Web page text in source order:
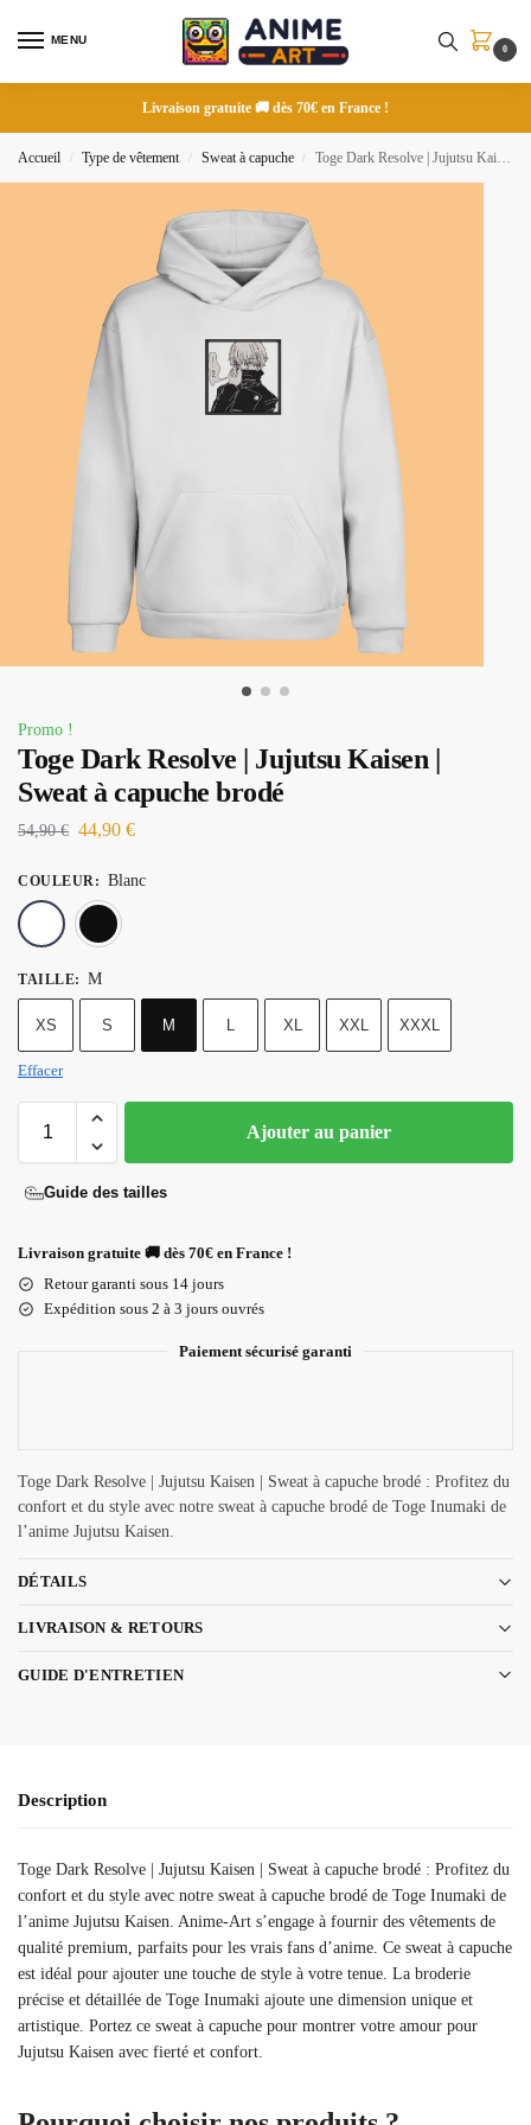
MENU
0
Livraison gratuite 🚚 dès 70€ en France !
Accueil / Type de vêtement / Sweat à capuche / Toge Dark Resolve | Jujutsu Kaisen | Sweat à capuche brodé
Promo !
Toge Dark Resolve | Jujutsu Kaisen |
Sweat à capuche brodé
54,90€ 44,90 €
COULEUR : Blanc
TAILLE: M
XS S M L XL XXL XXXL
Effacer
Ajouter au panier
Guide des tailles
Livraison gratuite 🚚 dès 70€ en France !
Retour garanti sous 14 jours
Expédition sous 2 à 3 jours ouvrés
Paiement sécurisé garanti
Toge Dark Resolve | Jujutsu Kaisen | Sweat à capuche brodé : Profitez du
confort et du style avec notre sweat à capuche brodé de Toge Inumaki de
l’anime Jujutsu Kaisen.
DÉTAILS
LIVRAISON & RETOURS
GUIDE D'ENTRETIEN
Description
Toge Dark Resolve | Jujutsu Kaisen | Sweat à capuche brodé : Profitez du
confort et du style avec notre sweat à capuche brodé de Toge Inumaki de
l’anime Jujutsu Kaisen. Anime-Art s’engage à fournir des vêtements de
qualité premium, parfaits pour les vrais fans d’anime. Ce sweat à capuche
est idéal pour ajouter une touche de style à votre tenue. La broderie
précise et détaillée de Toge Inumaki ajoute une dimension unique et
artistique. Portez ce sweat à capuche pour montrer votre amour pour
Jujutsu Kaisen avec fierté et confort.